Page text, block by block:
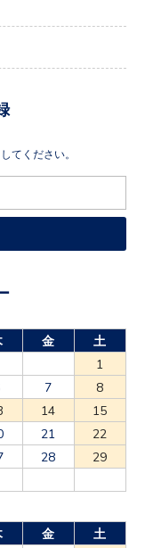
てください。
金
土
1
7
8
14
15
21
22
28
29
金
土